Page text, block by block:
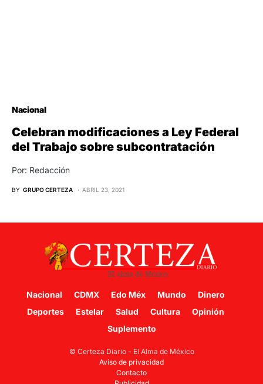
Nacional
Celebran modificaciones a Ley Federal
del Trabajo sobre subcontratación
Por: Redacción
BY GRUPO CERTEZA ABRIL 23, 2021
Nacional CDMX Edo Méx Mundo
Dinero
Deportes
Estelar Salud Cultura
Opinión
Suplemento
© Certeza Diario - El Alma de México
Aviso de privacidad
Contacto